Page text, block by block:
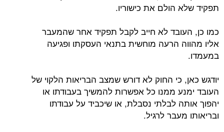
תפקיד שלא הולם את כישוריו.
כמו כן, העובד לא חייב לקבל תפקיד אחר שהמעבר
אליו מהווה הרעה מוחשית בתנאי העסקתו ופגיעה
במעמדו.
יודגש כאן, כי החוק לא דורש שמצב הבריאות הלקוי של
העובד ימנע ממנו כל אפשרות להמשיך בעבודתו או
יהפוך אותה לבלתי נסבלת, או שיכביד על עבודתו
ובריאותו מעבר לרגיל.